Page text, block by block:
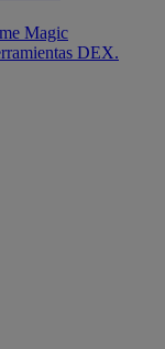
Magic
DEX.